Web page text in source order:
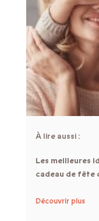
À lire aussi :
Les meilleures
cadeau de fête
Découvrir plus